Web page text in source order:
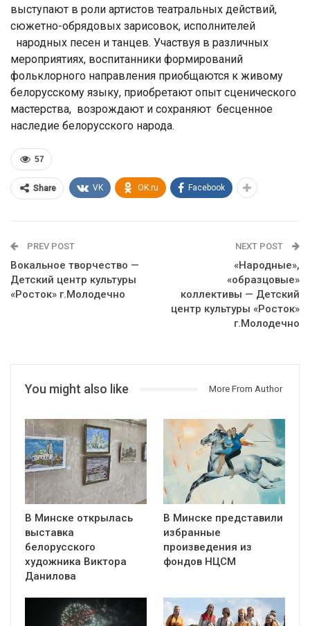
выступают в роли артистов театральных действий,
сюжетно-обрядовых зарисовок, исполнителей
народных песен и танцев. Участвуя в различных
мероприятиях, воспитанники формирований
фольклорного направления приобщаются к живому
белорусскому языку, приобретают опыт сценического
мастерства, возрождают и сохраняют бесценное
наследие белорусского народа.
57
Share VK OK.ru Facebook
PREV POST
Вокальное творчество —
Детский центр культуры
«Росток» г.Молодечно
NEXT POST
«Народные»,
«образцовые»
коллективы — Детский
центр культуры «Росток»
г.Молодечно
You might also like More From Author
В Минске открылась
выставка
белорусского
художника Виктора
Данилова
В Минске представили
избранные
произведения из
фондов НЦСМ